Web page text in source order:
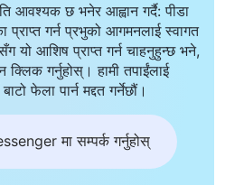
आवश्यक छ भनेर आह्वान गर्दै: पीडा
प्राप्त गर्न प्रभुको आगमनलाई स्वागत
यो आशिष प्राप्त गर्न चाहनुहुन्छ भने,
क्लिक गर्नुहोस्। हामी तपाईंलाई
फेला पार्न मद्दत गर्नेछौं।
मा सम्पर्क गर्नुहोस्